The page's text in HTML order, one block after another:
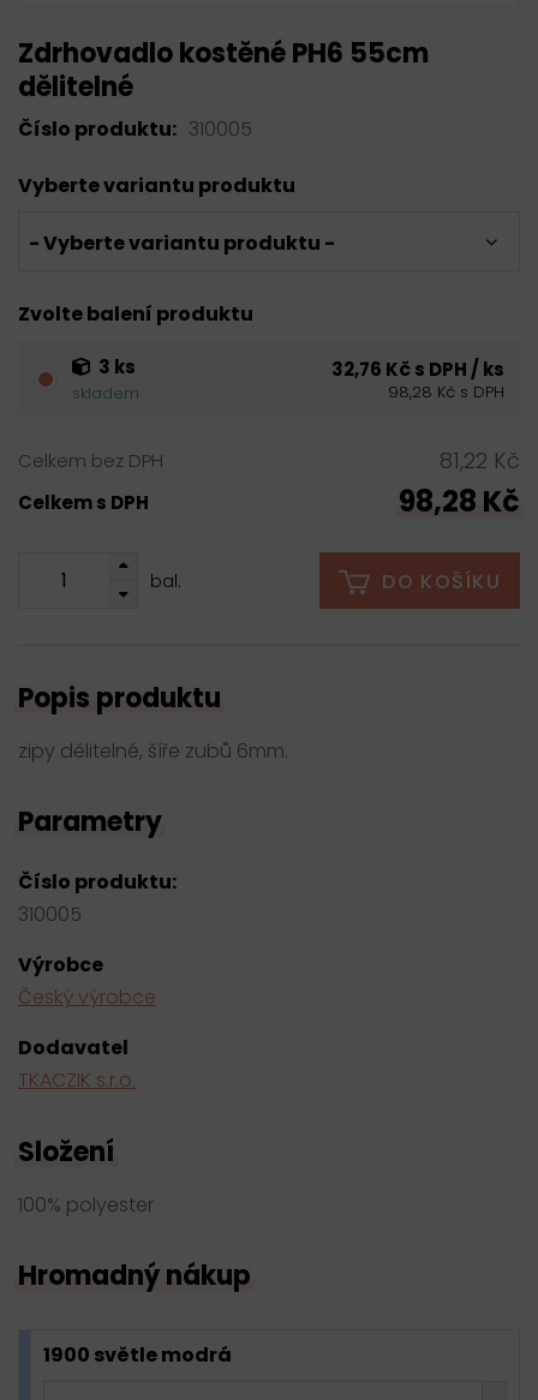
Zdrhovadlo kostěné PH6 55cm
dělitelné
Číslo produktu: 310005
Vyberte variantu produktu
- Vyberte variantu produktu -
Zvolte balení produktu
3 ks
skladem
32,76 Kč s DPH / ks
98,28 Kč s DPH
Celkem bez DPH 81,22 Kč
Celkem s DPH 98,28 Kč
bal. DO KOŠÍKU
Popis produktu
zipy dělitelné, šíře zubů 6mm.
Parametry
Číslo produktu:
310005
Výrobce
Český výrobce
Dodavatel
TKACZIK s.r.o.
Složení
100% polyester
Hromadný nákup
1900 světle modrá